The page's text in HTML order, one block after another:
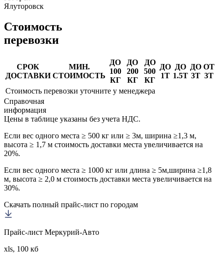
Ялуторовск
Стоимость
перевозки
СРОК
ДОСТАВКИ
МИН.
СТОИМОСТЬ
ДО
100
КГ
ДО
200
КГ
ДО
500
КГ
ДО
1Т
ДО
1.5Т
ДО
3Т
ОТ
3Т
Стоимость перевозки уточните у менеджера
Справочная
информация
Цены в таблице указаны без учета НДС.
Если вес одного места ≥ 500 кг или ≥ 3м, ширина ≥1,3 м,
высота ≥ 1,7 м стоимость доставки места увеличивается на
20%.
Если вес одного места ≥ 1000 кг или длина ≥ 5м,ширина ≥1,8
м, высота ≥ 2,0 м стоимость доставки места увеличивается на
30%.
Скачать полный прайс-лист по городам
Прайс-лист Меркурий-Авто
xls, 100 кб